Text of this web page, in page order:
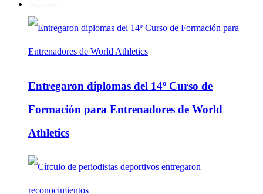
Entregaron diplomas del 14º Curso de
Formación para Entrenadores de World
Athletics